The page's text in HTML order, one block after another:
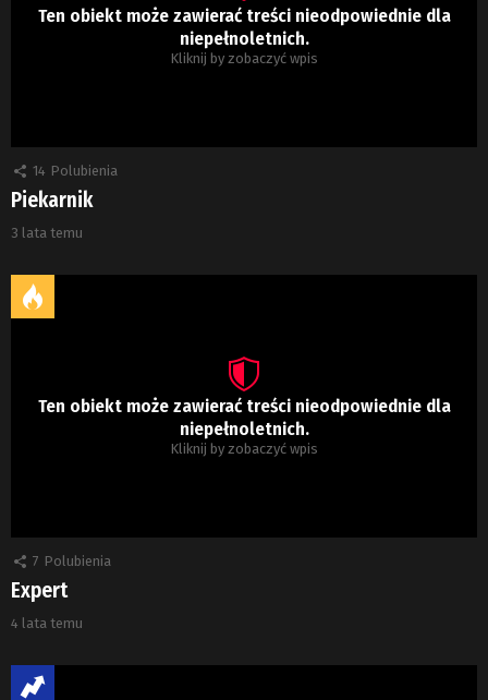
Ten obiekt może zawierać treści nieodpowiednie dla
niepełnoletnich.
Kliknij by zobaczyć wpis
14 Polubienia
Piekarnik
3 lata temu
Ten obiekt może zawierać treści nieodpowiednie dla
niepełnoletnich.
Kliknij by zobaczyć wpis
7 Polubienia
Expert
4 lata temu